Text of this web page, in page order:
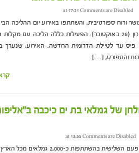
Comments are Disabled
כושר ורוח ספורטיבית, והשתתפו באירוע יום ההליכה
בבת ים ביום חמישי באחרון (26 באוקטובר). הפעילות כללה הליכה עם
פיס עד לטיילת הדרומית החדשה. האירוע, שנערך
והספורט, […]
של גמלאי בת ים כיכבה
Comments are Disabled
התחרות, שהתקיימה זו הפעם השלישית בהשתתפות כ-2,000